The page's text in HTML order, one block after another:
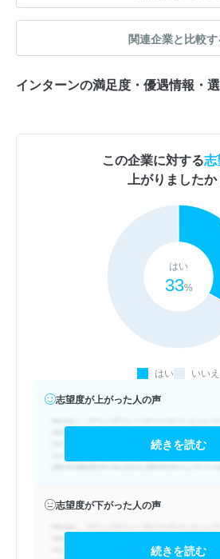
関連企業と比較す
インターンの満足度・優遇情報・
この企業に対する志
上がりましたか
はい
33%
はい いいえ
志望度が上がった人の声
続きを読む
志望度が下がった人の声
続きを読む